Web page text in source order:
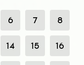
6 7 8
14 15 16